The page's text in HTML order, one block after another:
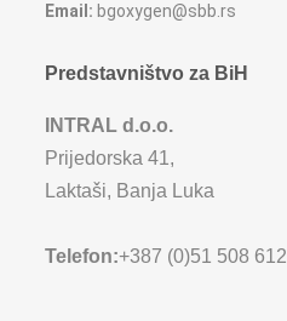
Email: bgoxygen@sbb.rs
Predstavništvo za BiH
INTRAL d.o.o.
Prijedorska 41,
Laktaši, Banja Luka
Telefon:+387 (0)51 508 612